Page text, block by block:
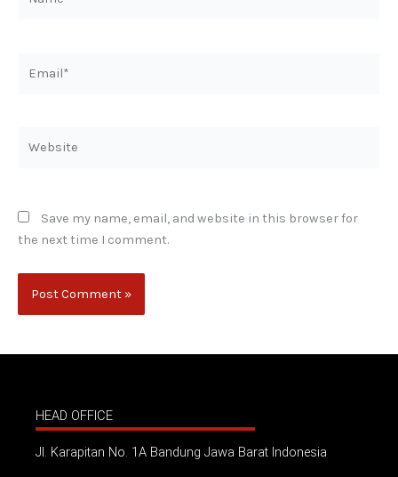
Save my name, email, and website in this browser for
the next time I comment.
HEAD OFFICE
Jl. Karapitan No. 1A Bandung Jawa Barat Indonesia